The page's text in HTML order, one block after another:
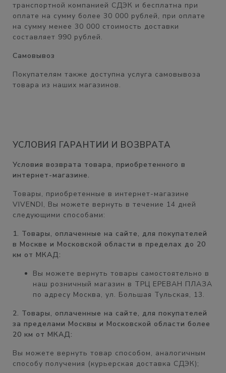
транспортной компанией СДЭК и бесплатна при
оплате на сумму более 30 000 рублей, при оплате
на сумму менее 30 000 стоимость доставки
составляет 990 рублей.
Самовывоз
Покупателям также доступна услуга самовывоза
товара из наших магазинов.
УСЛОВИЯ ГАРАНТИИ И ВОЗВРАТА
Условия возврата товара, приобретенного в
интернет-магазине.
Товары, приобретенные в интернет-магазине
VIVENDI, Вы можете вернуть в течение 14 дней
следующими способами:
1. Товары, оплаченные на сайте, для покупателей
в Москве и Московской области в пределах до 20
км от МКАД:
Вы можете вернуть товары самостоятельно в
наш розничный магазин в ТРЦ ЕРЕВАН ПЛАЗА
по адресу Москва, ул. Большая Тульская, 13.
2. Товары, оплаченные на сайте, для покупателей
за пределами Москвы и Московской области более
20 км от МКАД:
Вы можете вернуть товар способом, аналогичным
способу получения (курьерская доставка СДЭК);